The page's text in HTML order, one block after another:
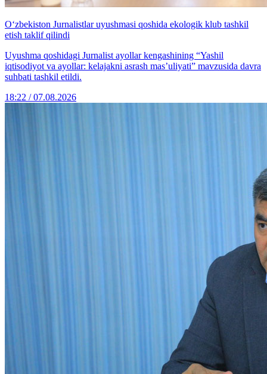
O‘zbekiston Jurnalistlar uyushmasi qoshida ekologik klub tashkil
etish taklif qilindi
Uyushma qoshidagi Jurnalist ayollar kengashining “Yashil
iqtisodiyot va ayollar: kelajakni asrash mas’uliyati” mavzusida davra
suhbati tashkil etildi.
18:22 / 07.08.2026